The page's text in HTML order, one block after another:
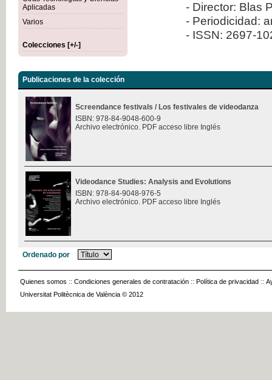
Aplicadas
Varios
Colecciones [+/-]
- Director: Blas
- Periodicidad:
- ISSN: 2697-
Publicaciones de la colección
Screendance festivals / Los festivales de videodanza
ISBN: 978-84-9048-600-9
Archivo electrónico. PDF acceso libre Inglés
Videodance Studies: Analysis and Evolutions
ISBN: 978-84-9048-976-5
Archivo electrónico. PDF acceso libre Inglés
Ordenado por
Quienes somos :: Condiciones generales de contratación :: Política de privacidad ::
Universitat Politècnica de València © 2012